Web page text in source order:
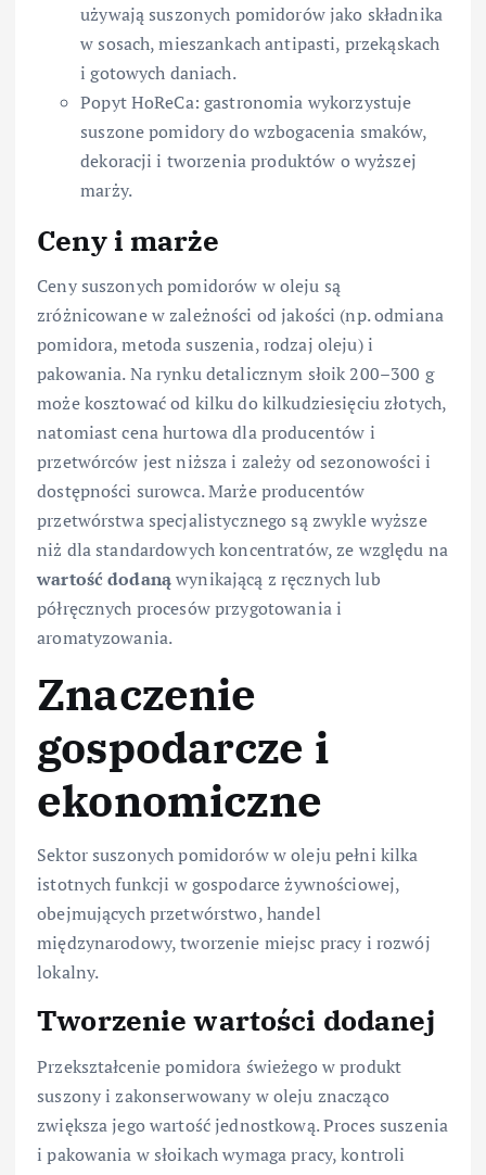
używają suszonych pomidorów jako składnika
w sosach, mieszankach antipasti, przekąskach
i gotowych daniach.
Popyt HoReCa: gastronomia wykorzystuje
suszone pomidory do wzbogacenia smaków,
dekoracji i tworzenia produktów o wyższej
marży.
Ceny i marże
Ceny suszonych pomidorów w oleju są
zróżnicowane w zależności od jakości (np. odmiana
pomidora, metoda suszenia, rodzaj oleju) i
pakowania. Na rynku detalicznym słoik 200–300 g
może kosztować od kilku do kilkudziesięciu złotych,
natomiast cena hurtowa dla producentów i
przetwórców jest niższa i zależy od sezonowości i
dostępności surowca. Marże producentów
przetwórstwa specjalistycznego są zwykle wyższe
niż dla standardowych koncentratów, ze względu na
wartość dodanąwynikającą z ręcznych lub
półręcznych procesów przygotowania i
aromatyzowania.
Znaczenie
gospodarcze i
ekonomiczne
Sektor suszonych pomidorów w oleju pełni kilka
istotnych funkcji w gospodarce żywnościowej,
obejmujących przetwórstwo, handel
międzynarodowy, tworzenie miejsc pracy i rozwój
lokalny.
Tworzenie wartości dodanej
Przekształcenie pomidora świeżego w produkt
suszony i zakonserwowany w oleju znacząco
zwiększa jego wartość jednostkową. Proces suszenia
i pakowania w słoikach wymaga pracy, kontroli